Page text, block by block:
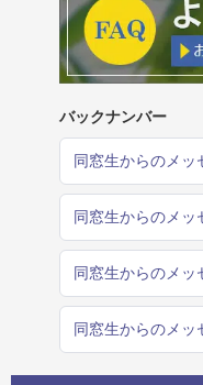
バックナンバー
同窓生からのメッ
同窓生からのメッ
同窓生からのメッ
同窓生からのメッ